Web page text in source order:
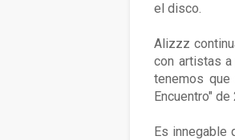
el disco.
Alizzz
con artistas a
tenemos
Encuentro" de
Es innegable